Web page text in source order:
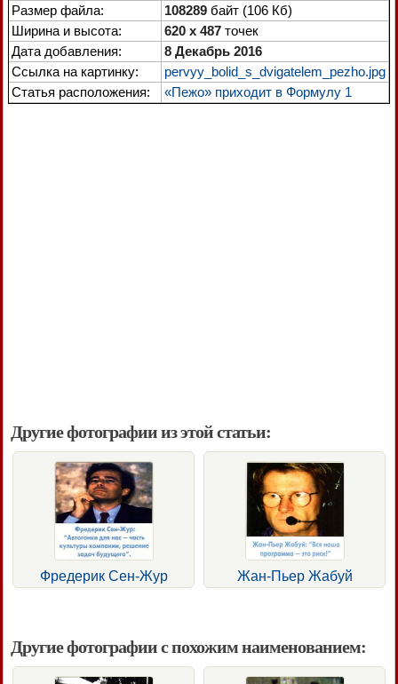
Размер файла:
108289 байт (106 Кб)
Ширина и высота:
620 x 487 точек
Дата добавления:
8 Декабрь 2016
Ссылка на картинку:
pervyy_bolid_s_dvigatelem_pezho.jpg
Статья расположения:
«Пежо» приходит в Формулу 1
Другие фотографии из этой статьи:
Фредерик Сен-Жур Жан-Пьер Жабуй
Другие фотографии с похожим наименованием: